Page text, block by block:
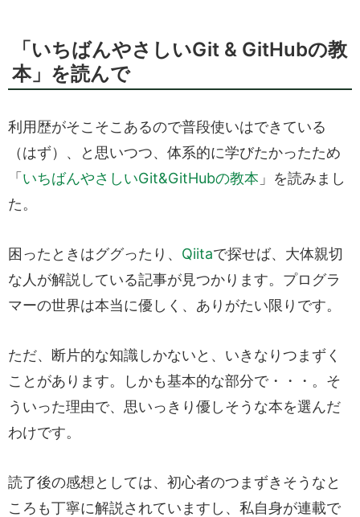
「いちばんやさしいGit & GitHubの教
本」を読んで
利用歴がそこそこあるので普段使いはできている
（はず）、と思いつつ、体系的に学びたかったため
「 いちばんやさしいGit&GitHubの教本 」を読みまし
た。
困ったときはググったり、 Qiitaで探せば、大体親切
な人が解説している記事が見つかります。プログラ
マーの世界は本当に優しく、ありがたい限りです。
ただ、断片的な知識しかないと、いきなりつまずく
ことがあります。しかも基本的な部分で・・・。そ
ういった理由で、思いっきり優しそうな本を選んだ
わけです。
読了後の感想としては、初心者のつまずきそうなと
ころも丁寧に解説されていますし、私自身が連載で